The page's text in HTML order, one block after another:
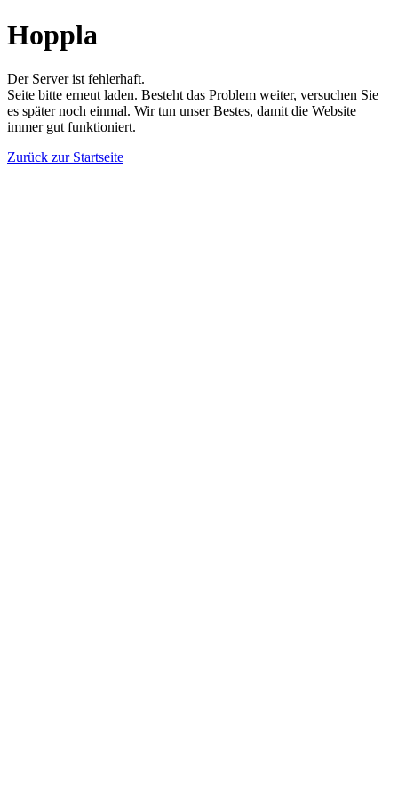
Hoppla
Der Server ist fehlerhaft.
Seite bitte erneut laden. Besteht das Problem weiter, versuchen Sie
es später noch einmal. Wir tun unser Bestes, damit die Website
immer gut funktioniert.
Zurück zur Startseite